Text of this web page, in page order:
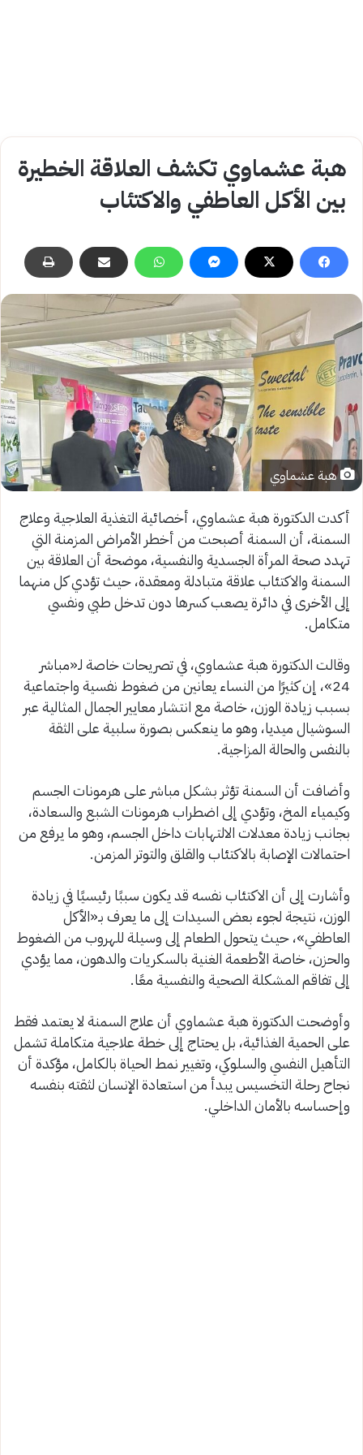
هبة عشماوي تكشف العلاقة الخطيرة
بين الأكل العاطفي والاكتئاب
هبة عشماوي
أكدت الدكتورة هبة عشماوي، أخصائية التغذية العلاجية وعلاج
السمنة، أن السمنة أصبحت من أخطر الأمراض المزمنة التي
تهدد صحة المرأة الجسدية والنفسية، موضحة أن العلاقة بين
السمنة والاكتئاب علاقة متبادلة ومعقدة، حيث تؤدي كل منهما
إلى الأخرى في دائرة يصعب كسرها دون تدخل طبي ونفسي
متكامل.
وقالت الدكتورة هبة عشماوي، في تصريحات خاصة لـ«مباشر
24»، إن كثيرًا من النساء يعانين من ضغوط نفسية واجتماعية
بسبب زيادة الوزن، خاصة مع انتشار معايير الجمال المثالية عبر
السوشيال ميديا، وهو ما ينعكس بصورة سلبية على الثقة
بالنفس والحالة المزاجية.
وأضافت أن السمنة تؤثر بشكل مباشر على هرمونات الجسم
وكيمياء المخ، وتؤدي إلى اضطراب هرمونات الشبع والسعادة،
بجانب زيادة معدلات الالتهابات داخل الجسم، وهو ما يرفع من
احتمالات الإصابة بالاكتئاب والقلق والتوتر المزمن.
وأشارت إلى أن الاكتئاب نفسه قد يكون سببًا رئيسيًا في زيادة
الوزن، نتيجة لجوء بعض السيدات إلى ما يعرف بـ«الأكل
العاطفي»، حيث يتحول الطعام إلى وسيلة للهروب من الضغوط
والحزن، خاصة الأطعمة الغنية بالسكريات والدهون، مما يؤدي
إلى تفاقم المشكلة الصحية والنفسية معًا.
وأوضحت الدكتورة هبة عشماوي أن علاج السمنة لا يعتمد فقط
على الحمية الغذائية، بل يحتاج إلى خطة علاجية متكاملة تشمل
التأهيل النفسي والسلوكي، وتغيير نمط الحياة بالكامل، مؤكدة أن
نجاح رحلة التخسيس يبدأ من استعادة الإنسان لثقته بنفسه
وإحساسه بالأمان الداخلي.